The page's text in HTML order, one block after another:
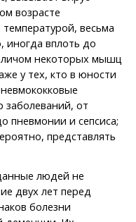
возрасте
весьма
иногда вплоть до
некоторых мышц
у тех, кто в юности
заболеваний, от
пневмонии и сепсиса;
представлять
людей не
двух лет перед
болезни